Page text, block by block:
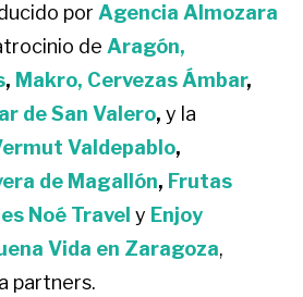
porAgencia Almozara
deAragón,
, Makro, Cervezas Ámbar,
de San Valero,y la
Valdepablo,
de Magallón, Frutas
Noé Travel y Enjoy
Vida en Zaragoza,
partners.